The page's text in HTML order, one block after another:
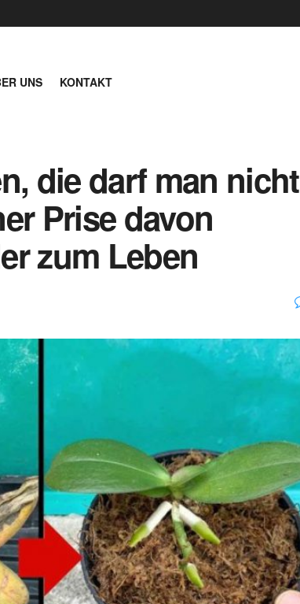
UNS KONTAKT
die darf man nicht
Prise davon
zum Leben